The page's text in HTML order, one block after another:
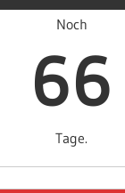
Noch
66
Tage.